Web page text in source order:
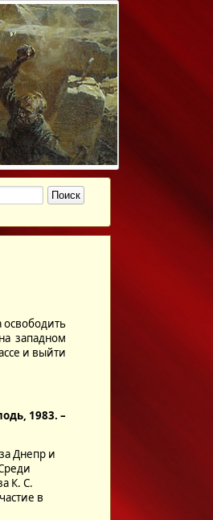
западном
и выйти
1983. –
Днепр и
К. С.
в